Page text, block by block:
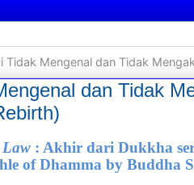
Tidak Mengenal dan Tidak
dan Tidak
Law: Akhir dari Dukkha
of Dhamma by Buddha